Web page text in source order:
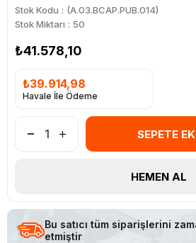
Stok Kodu
(A.03.BCAP.PUB.014)
Stok Miktarı : 50
₺41.578,10
₺39.914,98
Havale İle Ödeme
Bu satıcı tüm siparişlerini
etmiştir